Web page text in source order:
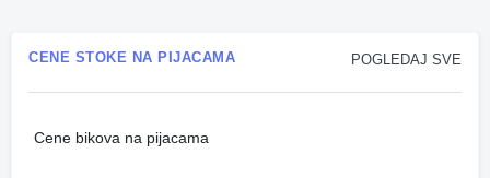
POGLEDAJ SVE
CENE STOKE NA PIJACAMA
Cene bikova na pijacama